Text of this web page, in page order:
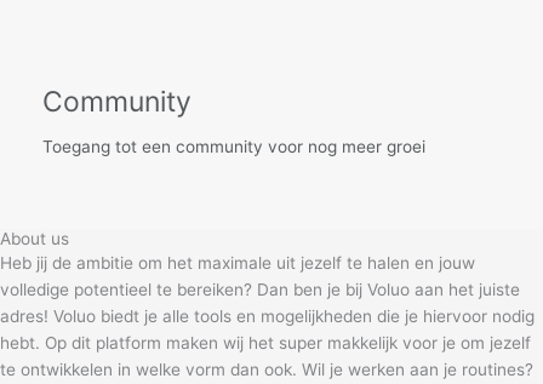
Community
Toegang tot een community voor nog meer groei
About us
Heb jij de ambitie om het maximale uit jezelf te halen en jouw
volledige potentieel te bereiken? Dan ben je bij Voluo aan het juiste
adres! Voluo biedt je alle tools en mogelijkheden die je hiervoor nodig
hebt. Op dit platform maken wij het super makkelijk voor je om jezelf
te ontwikkelen in welke vorm dan ook. Wil je werken aan je routines?